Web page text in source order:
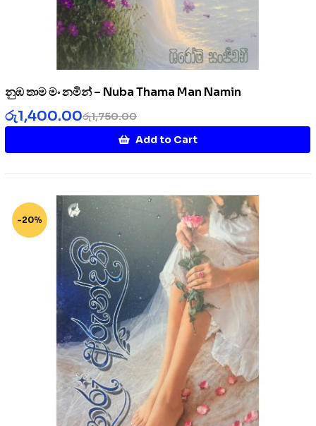
නුඹ තාම මං නමින් – Nuba Thama Man Namin
රු1,750.00
රු1,400.00
Add to Cart
-20%